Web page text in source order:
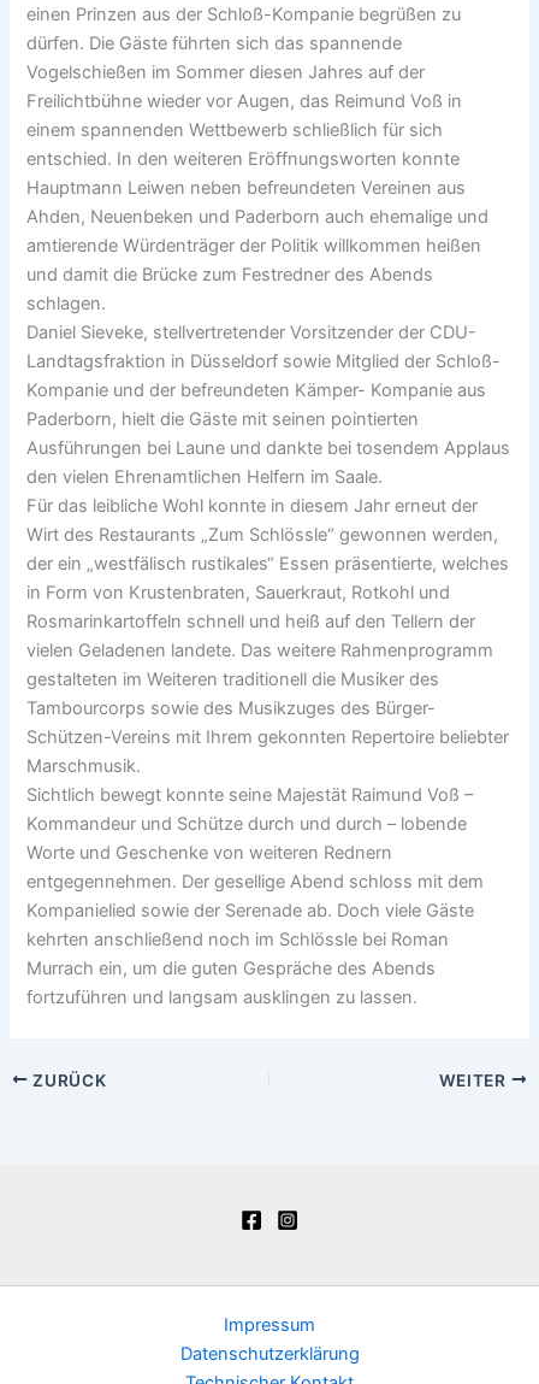
einen Prinzen aus der Schloß-Kompanie begrüßen zu
dürfen. Die Gäste führten sich das spannende
Vogelschießen im Sommer diesen Jahres auf der
Freilichtbühne wieder vor Augen, das Reimund Voß in
einem spannenden Wettbewerb schließlich für sich
entschied. In den weiteren Eröffnungsworten konnte
Hauptmann Leiwen neben befreundeten Vereinen aus
Ahden, Neuenbeken und Paderborn auch ehemalige und
amtierende Würdenträger der Politik willkommen heißen
und damit die Brücke zum Festredner des Abends
schlagen.
Daniel Sieveke, stellvertretender Vorsitzender der CDU-
Landtagsfraktion in Düsseldorf sowie Mitglied der Schloß-
Kompanie und der befreundeten Kämper- Kompanie aus
Paderborn, hielt die Gäste mit seinen pointierten
Ausführungen bei Laune und dankte bei tosendem Applaus
den vielen Ehrenamtlichen Helfern im Saale.
Für das leibliche Wohl konnte in diesem Jahr erneut der
Wirt des Restaurants „Zum Schlössle“ gewonnen werden,
der ein „westfälisch rustikales“ Essen präsentierte, welches
in Form von Krustenbraten, Sauerkraut, Rotkohl und
Rosmarinkartoffeln schnell und heiß auf den Tellern der
vielen Geladenen landete. Das weitere Rahmenprogramm
gestalteten im Weiteren traditionell die Musiker des
Tambourcorps sowie des Musikzuges des Bürger-
Schützen-Vereins mit Ihrem gekonnten Repertoire beliebter
Marschmusik.
Sichtlich bewegt konnte seine Majestät Raimund Voß –
Kommandeur und Schütze durch und durch – lobende
Worte und Geschenke von weiteren Rednern
entgegennehmen. Der gesellige Abend schloss mit dem
Kompanielied sowie der Serenade ab. Doch viele Gäste
kehrten anschließend noch im Schlössle bei Roman
Murrach ein, um die guten Gespräche des Abends
fortzuführen und langsam ausklingen zu lassen.
ZURÜCK WEITER
Impressum
Datenschutzerklärung